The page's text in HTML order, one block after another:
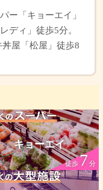
ー「キョーエイ」
ディ」徒歩5分。
屋「松屋」徒歩8
キョーエイ
徒歩7分